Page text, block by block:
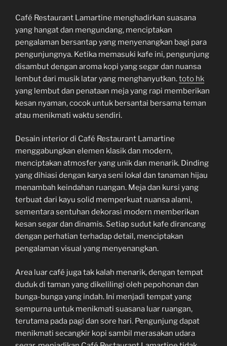
Café Restaurant Lamartine menghadirkan suasana
yang hangat dan mengundang, menciptakan
pengalaman bersantap yang menyenangkan bagi para
pengunjungnya. Ketika memasuki kafe ini, pengunjung
disambut dengan aroma kopi yang segar dan nuansa
lembut dari musik latar yang menghanyutkan.toto hk
yang lembut dan penataan meja yang rapi memberikan
kesan nyaman, cocok untuk bersantai bersama teman
atau menikmati waktu sendiri.
Desain interior di Café Restaurant Lamartine
menggabungkan elemen klasik dan modern,
menciptakan atmosfer yang unik dan menarik. Dinding
yang dihiasi dengan karya seni lokal dan tanaman hijau
menambah keindahan ruangan. Meja dan kursi yang
terbuat dari kayu solid memperkuat nuansa alami,
sementara sentuhan dekorasi modern memberikan
kesan segar dan dinamis. Setiap sudut kafe dirancang
dengan perhatian terhadap detail, menciptakan
pengalaman visual yang menyenangkan.
Area luar café juga tak kalah menarik, dengan tempat
duduk di taman yang dikelilingi oleh pepohonan dan
bunga-bunga yang indah. Ini menjadi tempat yang
sempurna untuk menikmati suasana luar ruangan,
terutama pada pagi dan sore hari. Pengunjung dapat
menikmati secangkir kopi sambil merasakan udara